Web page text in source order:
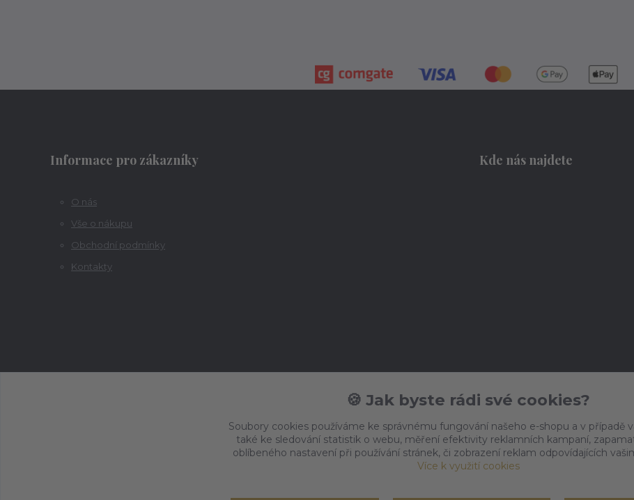
Informace pro zákazníky
O nás
Vše o nákupu
Obchodní podmínky
Kontakty
Kde nás najdete
🍪 Jak byste rádi své cookies?
Soubory cookies používáme ke správnému fungování našeho e-shopu a v případě
také ke sledování statistik o webu, měření efektivity reklamních kampaní,
oblíbeného nastavení při používání stránek, či zobrazení reklam odpovídajících
Více k využití cookies